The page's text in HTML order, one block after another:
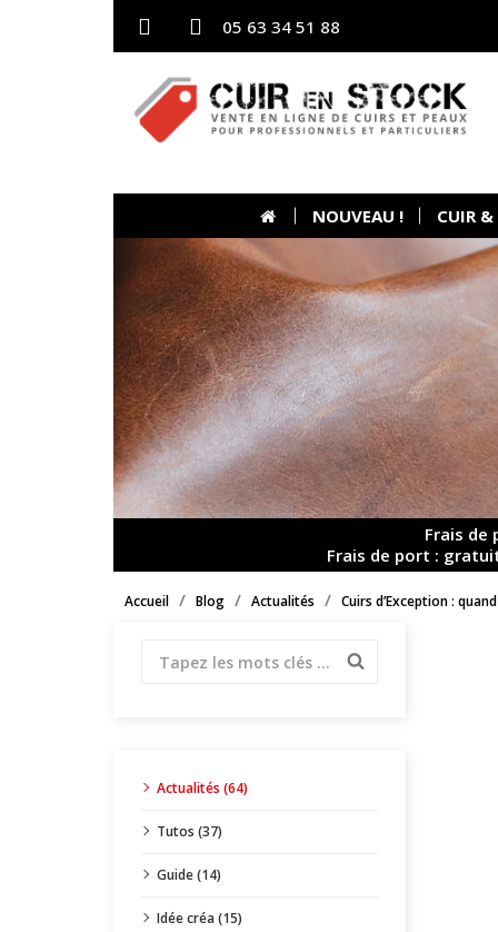
05 63 34 51 88
NOUVEAU ! CUIR &
Frais
Frais de port :
Accueil Blog Actualités Cuirs d’Exception :
Actualités (64)
Tutos (37)
Guide (14)
Idée créa (15)